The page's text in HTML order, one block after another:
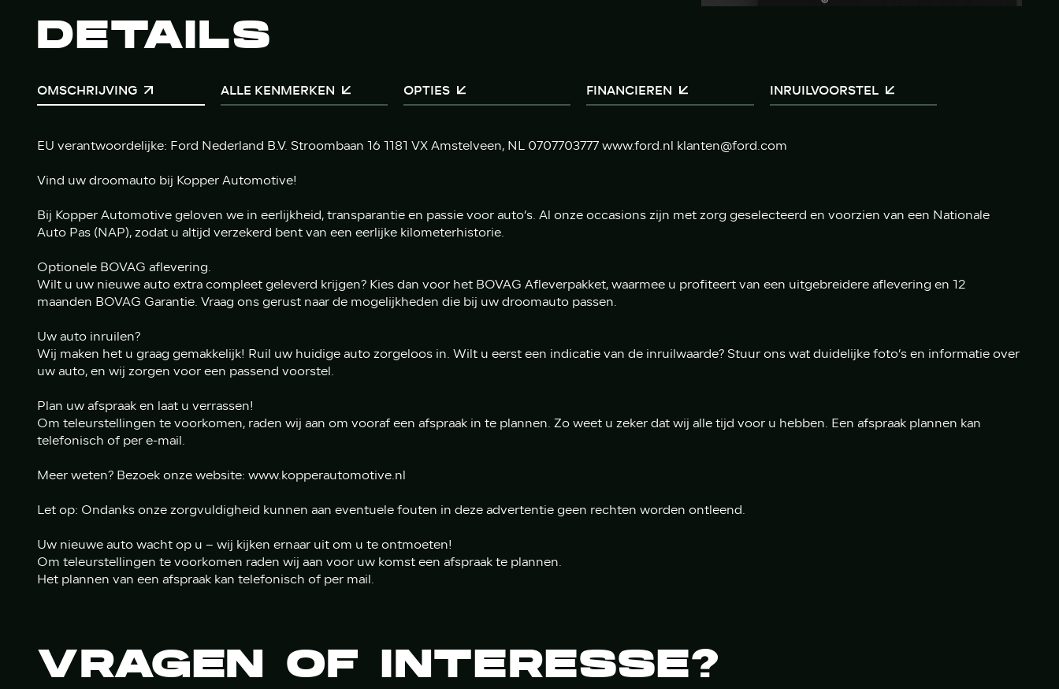
DETAILS
OMSCHRIJVING ALLE KENMERKEN OPTIES FINANCIEREN INRUILVOORSTEL
EU verantwoordelijke: Ford Nederland B.V. Stroombaan 16 1181 VX Amstelveen, NL 0707703777 www.ford.nl klanten@ford.com
Vind uw droomauto bij Kopper Automotive!
Bij Kopper Automotive geloven we in eerlijkheid, transparantie en passie voor auto’s. Al onze occasions zijn met zorg geselecteerd en voorzien van een Nationale
Auto Pas (NAP), zodat u altijd verzekerd bent van een eerlijke kilometerhistorie.
Optionele BOVAG aflevering.
Wilt u uw nieuwe auto extra compleet geleverd krijgen? Kies dan voor het BOVAG Afleverpakket, waarmee u profiteert van een uitgebreidere aflevering en 12
maanden BOVAG Garantie. Vraag ons gerust naar de mogelijkheden die bij uw droomauto passen.
Uw auto inruilen?
Wij maken het u graag gemakkelijk! Ruil uw huidige auto zorgeloos in. Wilt u eerst een indicatie van de inruilwaarde? Stuur ons wat duidelijke foto’s en informatie over
uw auto, en wij zorgen voor een passend voorstel.
Plan uw afspraak en laat u verrassen!
Om teleurstellingen te voorkomen, raden wij aan om vooraf een afspraak in te plannen. Zo weet u zeker dat wij alle tijd voor u hebben. Een afspraak plannen kan
telefonisch of per e-mail.
Meer weten? Bezoek onze website: www.kopperautomotive.nl
Let op: Ondanks onze zorgvuldigheid kunnen aan eventuele fouten in deze advertentie geen rechten worden ontleend.
Uw nieuwe auto wacht op u – wij kijken ernaar uit om u te ontmoeten!
Om teleurstellingen te voorkomen raden wij aan voor uw komst een afspraak te plannen.
Het plannen van een afspraak kan telefonisch of per mail.
VRAGEN OF INTERESSE?